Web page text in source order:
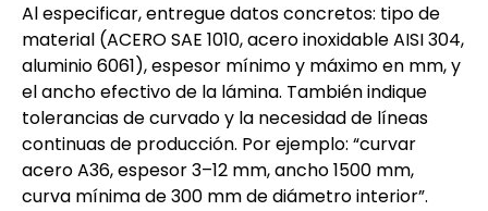
Al especificar, entregue datos concretos: tipo de
material (ACERO SAE 1010, acero inoxidable AISI 304,
aluminio 6061), espesor mínimo y máximo en mm, y
el ancho efectivo de la lámina. También indique
tolerancias de curvado y la necesidad de líneas
continuas de producción. Por ejemplo: “curvar
acero A36, espesor 3–12 mm, ancho 1500 mm,
curva mínima de 300 mm de diámetro interior”.